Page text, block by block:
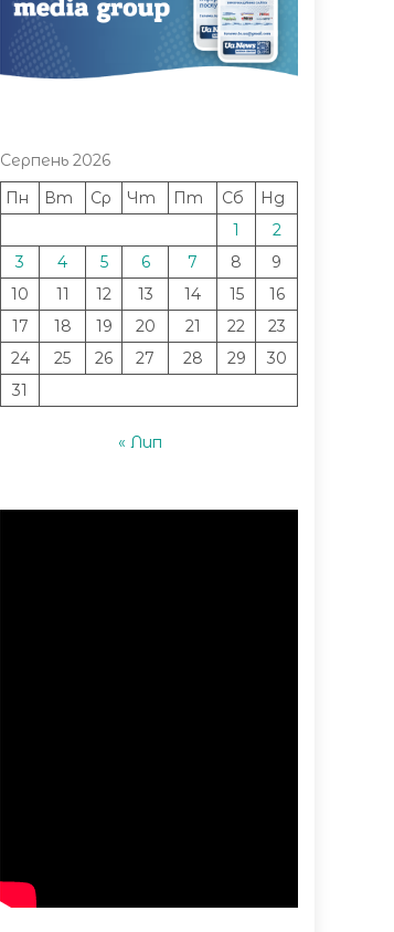
Серпень 2026
Пн
Вт Ср Чт Пт Сб
Нд
1
2
3
4 5 6 7 8
9
10
11 12 13 14 15
16
17
18 19 20 21 22
23
24
25 26 27 28 29
30
31
« Лип